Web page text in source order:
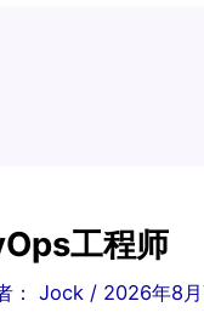
工程师
： Jock / 2026年8